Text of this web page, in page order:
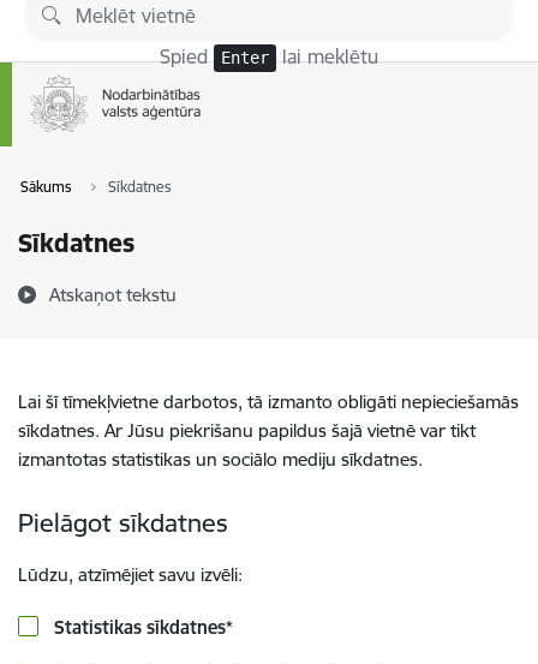
Pāriet uz lapas saturu
Spied Enter lai meklētu
Sākums Sīkdatnes
Sīkdatnes
Atskaņot tekstu
Lai šī tīmekļvietne darbotos, tā izmanto obligāti nepieciešamās
sīkdatnes. Ar Jūsu piekrišanu papildus šajā vietnē var tikt
izmantotas statistikas un sociālo mediju sīkdatnes.
Pielāgot sīkdatnes
Lūdzu, atzīmējiet savu izvēli:
Statistikas sīkdatnes*